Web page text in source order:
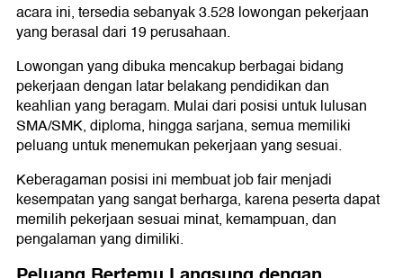
acara ini, tersedia sebanyak 3.528 lowongan pekerjaan
yang berasal dari 19 perusahaan.
Lowongan yang dibuka mencakup berbagai bidang
pekerjaan dengan latar belakang pendidikan dan
keahlian yang beragam. Mulai dari posisi untuk lulusan
SMA/SMK, diploma, hingga sarjana, semua memiliki
peluang untuk menemukan pekerjaan yang sesuai.
Keberagaman posisi ini membuat job fair menjadi
kesempatan yang sangat berharga, karena peserta dapat
memilih pekerjaan sesuai minat, kemampuan, dan
pengalaman yang dimiliki.